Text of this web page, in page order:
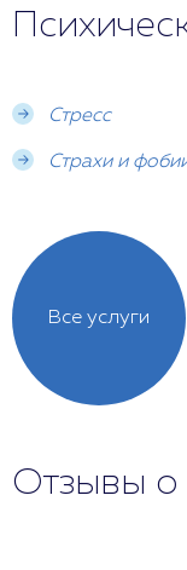
Стресс
Страхи и
Все услуги
Отзывы о